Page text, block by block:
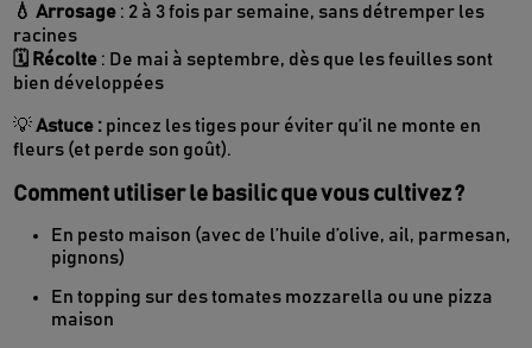
💧 Arrosage : 2 à 3 fois par semaine, sans détremper les
racines
🗓 Récolte : De mai à septembre, dès que les feuilles sont
bien développées
💡Astuce : pincez les tiges pour éviter qu’il ne monte en
fleurs (et perde son goût).
Comment utiliser le basilic que vous cultivez ?
En pesto maison (avec de l’huile d’olive, ail, parmesan,
pignons)
En topping sur des tomates mozzarella ou une pizza
maison